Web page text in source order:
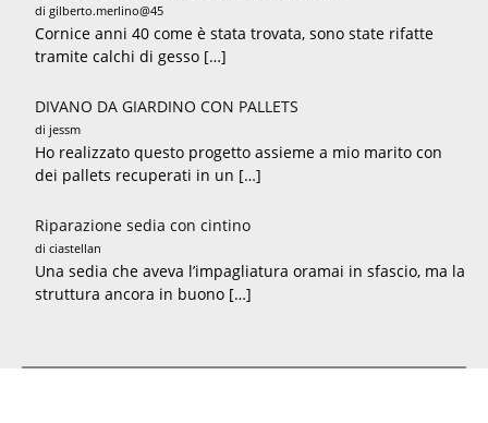
di gilberto.merlino@45
Cornice anni 40 come è stata trovata, sono state rifatte
tramite calchi di gesso […]
DIVANO DA GIARDINO CON PALLETS
di jessm
Ho realizzato questo progetto assieme a mio marito con
dei pallets recuperati in un […]
Riparazione sedia con cintino
di ciastellan
Una sedia che aveva l’impagliatura oramai in sfascio, ma la
struttura ancora in buono […]